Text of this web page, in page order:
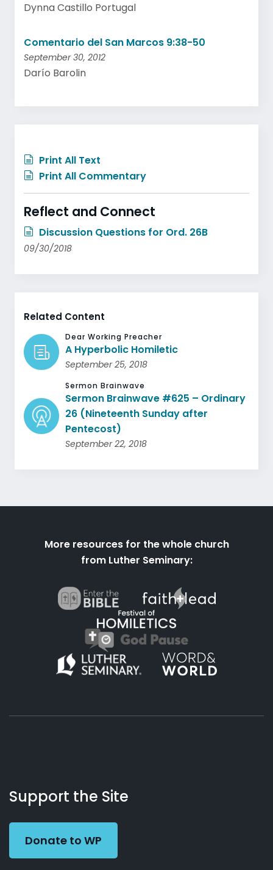
Dynna Castillo Portugal
Comentario del San Marcos 9:38-50
September 30, 2012
Darío Barolin
Print All Text
Print All Commentary
Reflect and Connect
Discussion Questions for Ord. 26B
09/30/2018
Related Content
Dear Working Preacher
A Hyperbolic Homiletic
September 25, 2018
Sermon Brainwave
Sermon Brainwave #625 – Ordinary
26 (Nineteenth Sunday after
Pentecost)
September 22, 2018
More resources for the whole church
from Luther Seminary:
Working
Preacher
Us
Support the Site
Donate to WP